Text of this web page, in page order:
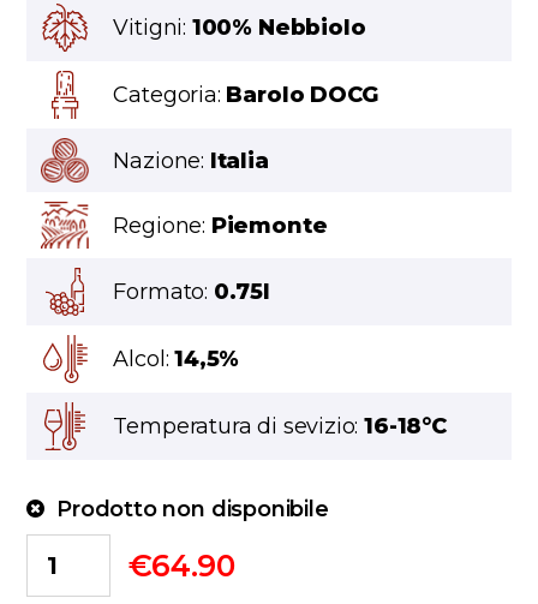
Vitigni: 100% Nebbiolo
Categoria: Barolo DOCG
Nazione: Italia
Regione: Piemonte
Formato: 0.75l
Alcol:14,5%
Temperatura di sevizio:16-18°C
Prodotto non disponibile
€64.90